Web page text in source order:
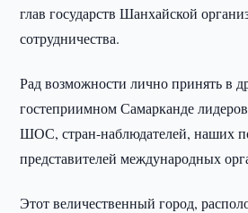
глав государств Шанхайской
сотрудничества.
Рад возможности лично принять в
гостеприимном Самарканде
ШОС, стран-наблюдателей, наших
представителей международных
Этот величественный город,